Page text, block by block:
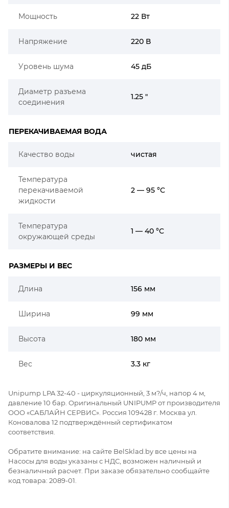
Мощность 22 Вт
Напряжение 220 В
Уровень шума 45 дБ
Диаметр разъема
соединения
1.25 "
ПЕРЕКАЧИВАЕМАЯ ВОДА
Качество воды чистая
Температура
перекачиваемой
жидкости
2 — 95 °C
Температура
окружающей среды
1 — 40 °C
РАЗМЕРЫ И ВЕС
Длина 156 мм
Ширина 99 мм
Высота 180 мм
Вес 3.3 кг
Unipump LPA 32-40 - циркуляционный, 3 м?/ч, напор 4 м,
давление 10 бар. Оригинальный UNIPUMP от производителя
ООО «САБЛАЙН СЕРВИС». Россия 109428 г. Москва ул.
Коновалова 12 подтверждённый сертификатом
соответствия.
Обратите внимание: на сайте BelSklad.by все цены на
Насосы для воды указаны с НДС, возможен наличный и
безналичный расчет. При заказе обязательно сообщайте
код товара: 2089-01.